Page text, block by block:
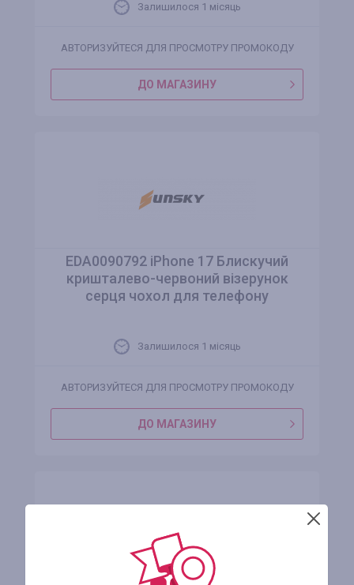
Залишилося 1 місяць
АВТОРИЗУЙТЕСЯ ДЛЯ ПРОСМОТРУ ПРОМОКОДУ
ДО МАГАЗИНУ
EDA0090792 iPhone 17 Блискучий
кришталево-червоний візерунок
серця чохол для телефону
Залишилося 1 місяць
АВТОРИЗУЙТЕСЯ ДЛЯ ПРОСМОТРУ ПРОМОКОДУ
ДО МАГАЗИНУ